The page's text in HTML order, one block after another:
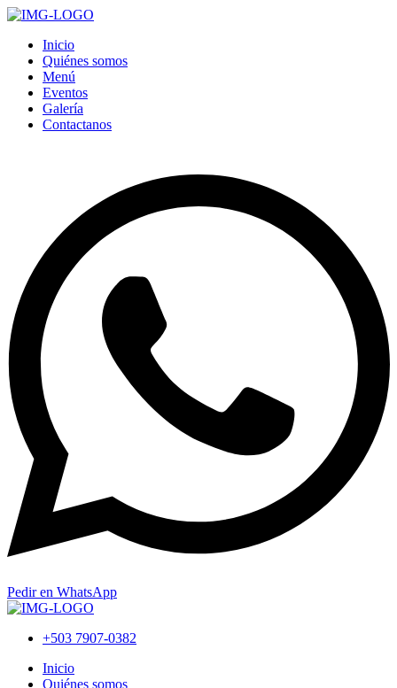
Inicio
Quiénes somos
Menú
Eventos
Galería
Contactanos
Pedir en WhatsApp
+503 7907-0382
Inicio
Quiénes somos